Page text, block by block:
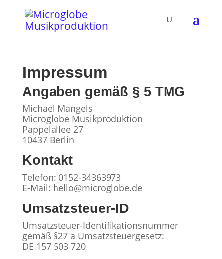
Impressum
Angaben gemäß § 5 TMG
Michael Mangels
Microglobe Musikproduktion
Pappelallee 27
10437 Berlin
Kontakt
Telefon: 0152-34363973
E-Mail: hello@microglobe.de
Umsatzsteuer-ID
Umsatzsteuer-Identifikationsnummer
gemäß §27 a Umsatzsteuergesetz:
DE 157 503 720